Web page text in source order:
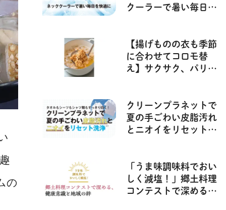
の
クーラーで暑い毎日を
【揚げものの衣も季節
に合わせてコロモ替
え】サクサク、パリパ
もう |PR|＃1
クリーンプラネットで
夏の手ごわい皮脂汚れ
とニオイをリセット洗
「うま味調味料でおい
しく減塩！」郷土料理
コンテストで深める、